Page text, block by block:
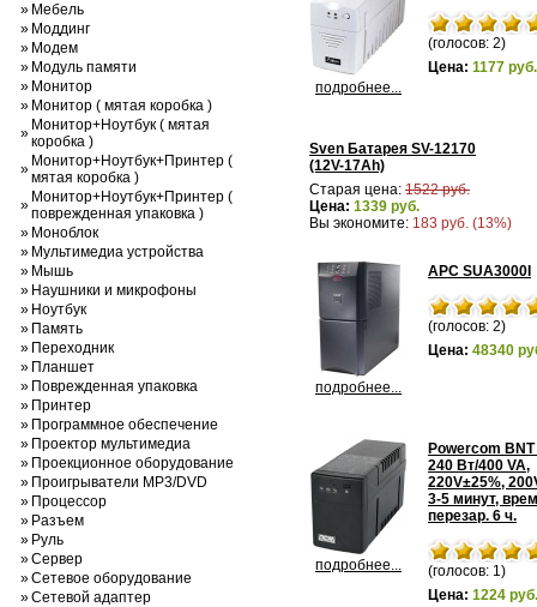
» Мебель
» Моддинг
» Модем
» Модуль памяти
» Монитор
» Монитор ( мятая коробка )
» Монитор+Ноутбук ( мятая
коробка )
» Монитор+Ноутбук+Принтер (
мятая коробка )
» Монитор+Ноутбук+Принтер (
поврежденная упаковка )
» Моноблок
» Мультимедиа устройства
» Мышь
» Наушники и микрофоны
» Ноутбук
» Память
» Переходник
» Планшет
» Поврежденная упаковка
» Принтер
» Программное обеспечение
» Проектор мультимедиа
» Проекционное оборудование
» Проигрыватели MP3/DVD
» Процессор
» Разъем
» Руль
»Сервер
»Сетевое оборудование
»Сетевой адаптер
подробнее...
(голосов: 2)
Цена: 1177 руб.
Sven Батарея SV-12170
(12V-17Ah)
Старая цена: 1522 руб.
Цена: 1339 руб.
Вы экономите: 183 руб. (13%)
подробнее...
APC SUA3000I
(голосов: 2)
Цена: 48340
подробнее...
Powercom
240 Вт/400 VA,
220V±25%,
3-5 минут,
перезар. 6 ч.
(голосов: 1)
Цена: 1224 руб.